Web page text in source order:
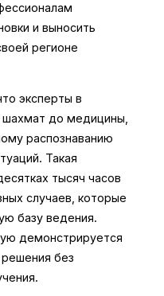
и выносить
регионе
эксперты в
шахмат до медицины,
распознаванию
Такая
тысяч часов
случаев, которые
базу ведения.
демонстрируется
решения без